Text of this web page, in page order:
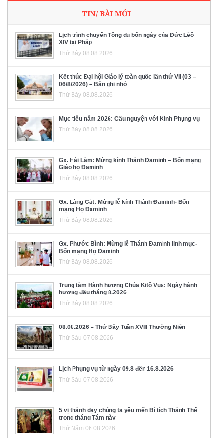
TIN/ BÀI MỚI
Lịch trình chuyến Tông du bốn ngày của Đức Lêô
XIV tại Pháp
Thứ Bảy 08.08.2026
Kết thúc Đại hội Giáo lý toàn quốc lần thứ VII (03 –
06/8/2026) – Bản ghi nhớ
Thứ Bảy 08.08.2026
Mục tiêu năm 2026: Cầu nguyện với Kinh Phụng vụ
Thứ Bảy 08.08.2026
Gx. Hải Lâm: Mừng kính Thánh Đaminh – Bổn mạng
Giáo họ Đaminh
Thứ Bảy 08.08.2026
Gx. Láng Cát: Mừng lễ kính Thánh Đaminh- Bổn
mạng Họ Đaminh
Thứ Bảy 08.08.2026
Gx. Phước Bình: Mừng lễ Thánh Đaminh linh mục-
Bổn mạng Họ Đaminh
Thứ Bảy 08.08.2026
Trung tâm Hành hương Chúa Kitô Vua: Ngày hành
hương đầu tháng 8.2026
Thứ Bảy 08.08.2026
08.08.2026 – Thứ Bảy Tuần XVIII Thường Niên
Thứ Sáu 07.08.2026
Lịch Phụng vụ từ ngày 09.8 đến 16.8.2026
Thứ Sáu 07.08.2026
5 vị thánh dạy chúng ta yêu mến Bí tích Thánh Thể
trong tháng Tám này
Thứ Năm 06.08.2026